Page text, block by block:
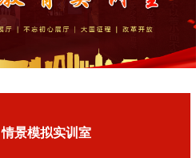
情
党
情景模拟实训室